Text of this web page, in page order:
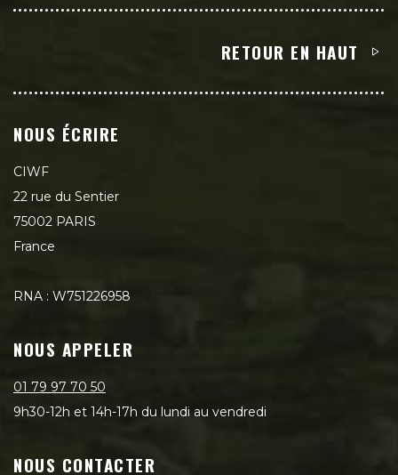
RETOUR EN HAUT
NOUS ÉCRIRE
CIWF
22 rue du Sentier
75002 PARIS
France
RNA : W751226958
NOUS APPELER
01 79 97 70 50
9h30-12h et 14h-17h du lundi au vendredi
NOUS CONTACTER